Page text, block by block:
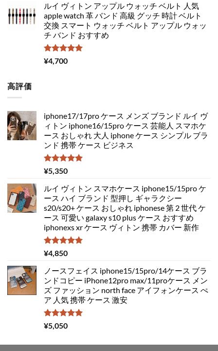
ルイ ヴィトン アップル ウォッチ ベルト 人気
apple watch 革 バンド 高級 グッチ 時計 ベルト
交換 スマート ウォッチ ベルト アップル ウォッ
チ バンド おすすめ
5段階中
5.00
¥4,700
高評価
iphone17/17pro ケース メンズ ブランド ルイ ヴ
ィトン iphone16/15pro ケース 芸能人 スマホケ
ース おしゃれ 大人 iphone ケース シンプル ブラ
ンド 携帯 ケース ビジネス
5段階中
5.00
¥5,350
ルイ ヴィトン スマホケース iphone15/15pro ケ
ース ハイ ブランド 型押し ギャラクシー
s20/s20+ ケース おしゃれ iphonese 第 2 世代 ケ
ース 可愛い galaxy s10 plus ケース おすすめ
iphonexs xr ケース ヴィトン 携帯 カバー 新作
5段階中
5.00
¥4,850
ノースフェイス iphone15/15pro/14ケース ブラ
ンドコピー iPhone12pro max/11proケース メン
ズ ファッション north face アイフォンケース ぺ
ア 人気 携帯 ケース 激安
5段階中
5.00
¥5,050